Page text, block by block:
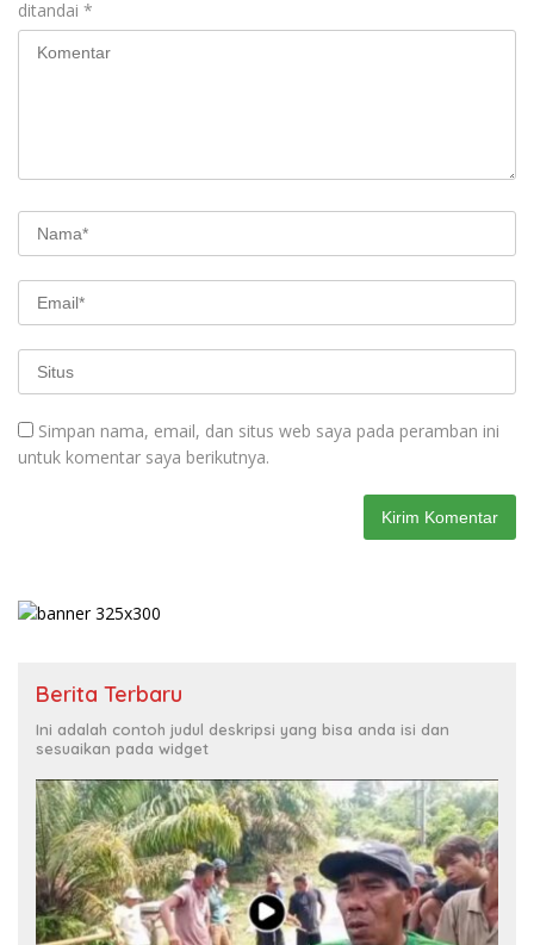
ditandai *
Simpan nama, email, dan situs web saya pada peramban ini
untuk komentar saya berikutnya.
Berita Terbaru
Ini adalah contoh judul deskripsi yang bisa anda isi dan
sesuaikan pada widget